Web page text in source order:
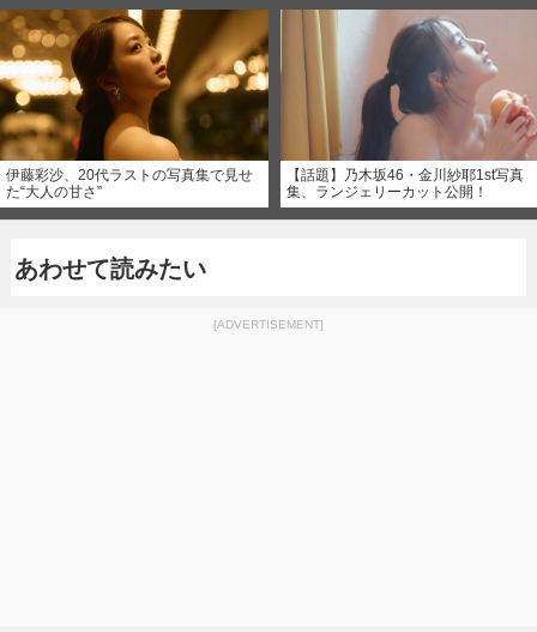
伊藤彩沙、20代ラストの写真集で見せ
た“大人の甘さ”
【話題】乃木坂46・金川紗耶1st写真
集、ランジェリーカット公開！
あわせて読みたい
[ADVERTISEMENT]